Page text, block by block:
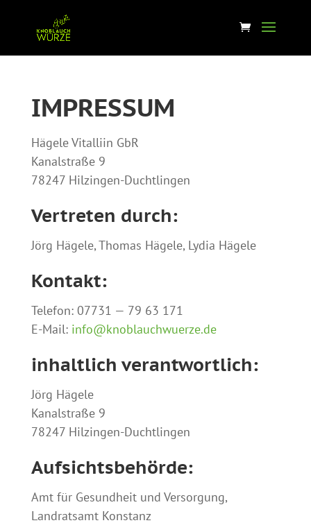
IMPRESSUM
Hägele Vitalliin GbR
Kanalstraße 9
78247 Hilzingen-Duchtlingen
Vertreten durch:
Jörg Hägele, Thomas Hägele, Lydia Hägele
Kontakt:
Telefon: 07731 — 79 63 171
E-Mail: info@knoblauchwuerze.de
inhaltlich verantwortlich:
Jörg Hägele
Kanalstraße 9
78247 Hilzingen-Duchtlingen
Aufsichtsbehörde:
Amt für Gesundheit und Versorgung,
Landratsamt Konstanz